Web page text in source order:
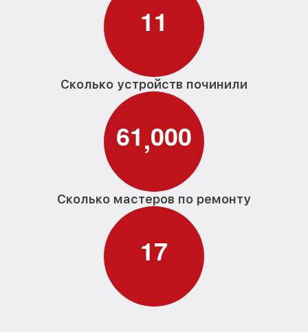
11
Сколько устройств починили
61,000
Сколько мастеров по ремонту
17